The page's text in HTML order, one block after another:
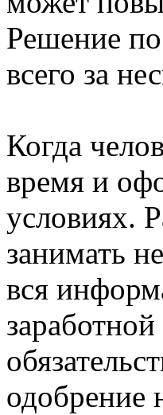
Решение
всего за
Когда
время и
условиях.
занимать
вся
одобрение